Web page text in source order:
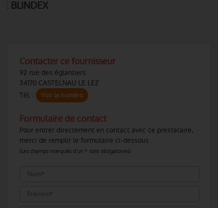
Contacter ce fournisseur
92 rue des églantiers
34170 CASTELNAU LE LEZ
Tél. :
Voir le numéro
Formulaire de contact
Pour entrer directement en contact avec ce prestataire,
merci de remplir le formulaire ci-dessous :
(Les champs marqués d'un * sont obligatoires)